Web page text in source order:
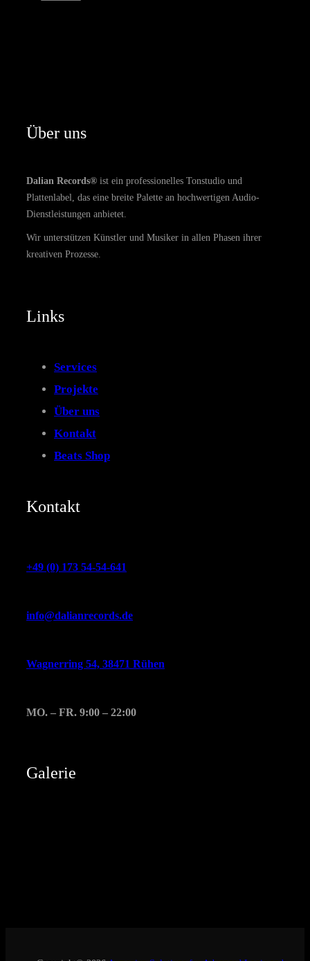
Über uns
Dalian Records® ist ein professionelles Tonstudio und
Plattenlabel, das eine breite Palette an hochwertigen Audio-
Dienstleistungen anbietet.
Wir unterstützen Künstler und Musiker in allen Phasen ihrer
kreativen Prozesse.
Links
Services
Projekte
Über uns
Kontakt
Beats Shop
Kontakt
+49 (0) 173 54-54-641
info@dalianrecords.de
Wagnerring 54, 38471 Rühen
MO. – FR. 9:00 – 22:00
Galerie